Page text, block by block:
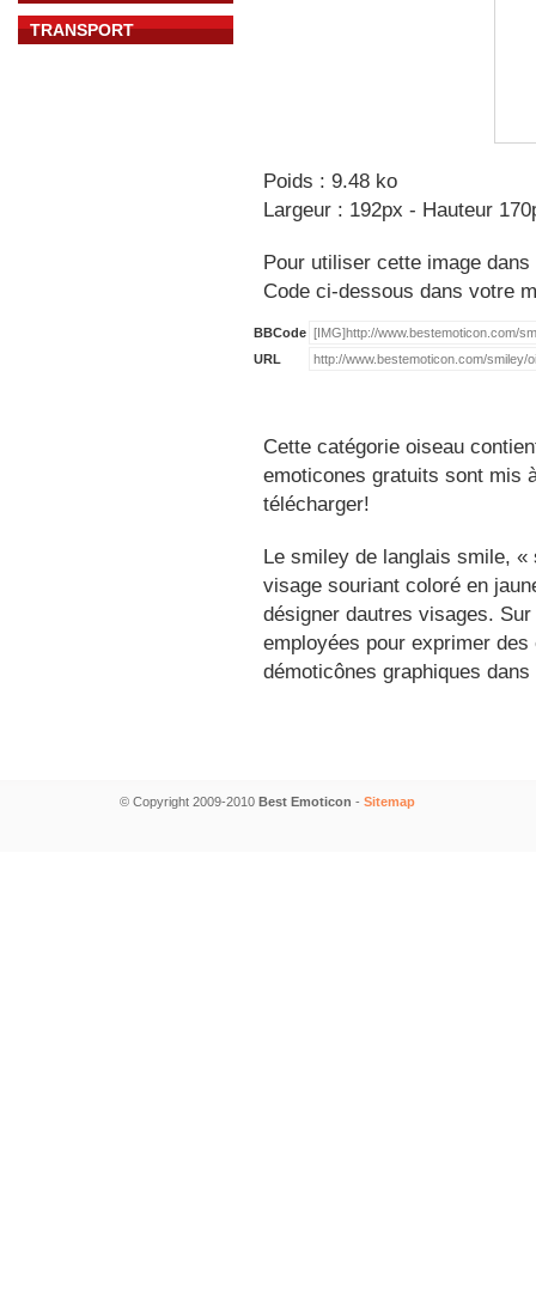
TRANSPORT
Poids : 9.48 ko
Largeur : 192px - Hauteur
Pour utiliser cette image
Code ci-dessous dans votre
BBCode
URL
Cette catégorie oiseau
emoticones gratuits sont mis
télécharger!
Le smiley de langlais smile,
visage souriant coloré en
désigner dautres visages.
employées pour exprimer
démoticônes graphiques
© Copyright 2009-2010 Best Emoticon - Sitemap